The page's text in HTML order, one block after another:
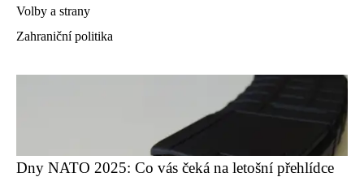
Volby a strany
Zahraniční politika
Dny NATO 2025: Co vás čeká na letošní přehlídce